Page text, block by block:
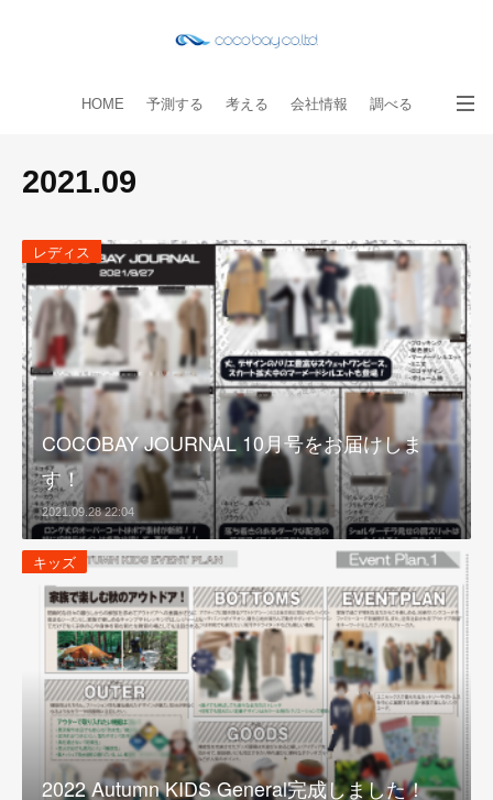
HOME 予測する 考える 会社情報 調べる
2021.09
レディス
COCOBAY JOURNAL 10月号をお届けしま
す！
2021.09.28 22:04
キッズ
2022 Autumn KIDS General完成しました！